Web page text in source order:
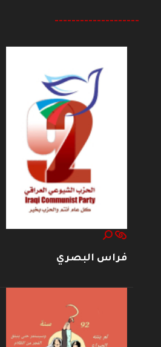
--------------------
فراس البصري